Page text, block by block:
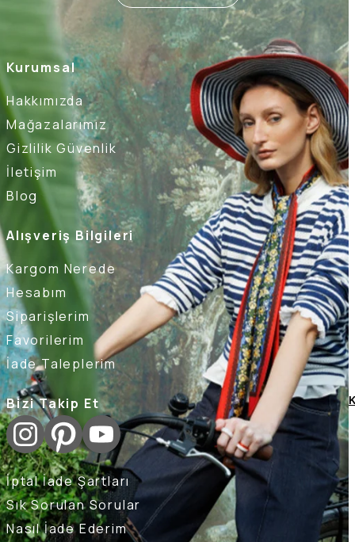
Kurumsal
Hakkımızda
Mağazalarımız
Gizlilik Güvenlik
İletişim
Blog
Alışveriş Bilgileri
Kargom Nerede
Hesabım
Siparişlerim
Favorilerim
İade Taleplerim
Bizi Takip Et
İptal İade Şartları
Sık Sorulan Sorular
Nasıl İade Ederim